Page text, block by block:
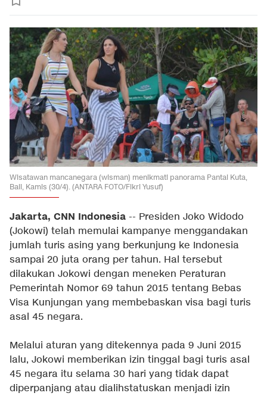
Wisatawan mancanegara (wisman) menikmati panorama Pantai Kuta,
Bali, Kamis (30/4). (ANTARA FOTO/Fikri Yusuf)
Jakarta, CNN Indonesia -- Presiden Joko Widodo
(Jokowi) telah memulai kampanye menggandakan
jumlah turis asing yang berkunjung ke Indonesia
sampai 20 juta orang per tahun. Hal tersebut
dilakukan Jokowi dengan meneken Peraturan
Pemerintah Nomor 69 tahun 2015 tentang Bebas
Visa Kunjungan yang membebaskan visa bagi turis
asal 45 negara.
Melalui aturan yang ditekennya pada 9 Juni 2015
lalu, Jokowi memberikan izin tinggal bagi turis asal
45 negara itu selama 30 hari yang tidak dapat
diperpanjang atau dialihstatuskan menjadi izin